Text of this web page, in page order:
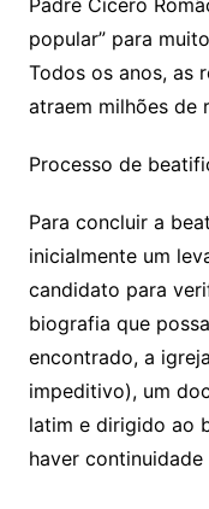
popular” para
Todos os anos, as
atraem milhões de
Processo de
Para concluir a
inicialmente um
candidato para
biografia que
encontrado, a
impeditivo), um
latim e dirigido ao
haver